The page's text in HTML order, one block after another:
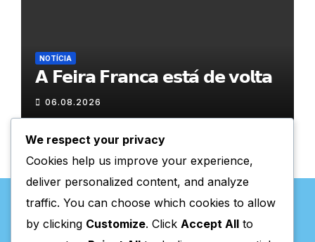
NOTÍCIA
𝗔 𝗙𝗲𝗶𝗿𝗮 𝗙𝗿𝗮𝗻𝗰𝗮 𝗲𝘀𝘁𝗮́ 𝗱𝗲 𝘃𝗼𝗹𝘁𝗮
06.08.2026
We respect your privacy
Cookies help us improve your experience,
deliver personalized content, and analyze
traffic. You can choose which cookies to allow
by clicking Customize. Click Accept All to